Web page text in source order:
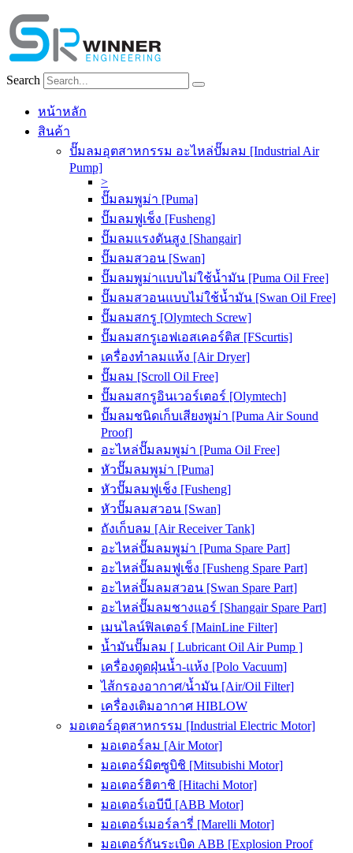
Skip
to
content
Search
หน้าหลัก
สินค้า
ปั๊มลมอุตสาหกรรม อะไหล่ปั๊มลม [Industrial Air
Pump]
>
ปั๊มลมพูม่า [Puma]
ปั๊มลมฟูเช็ง [Fusheng]
ปั๊มลมแรงดันสูง [Shangair]
ปั๊มลมสวอน [Swan]
ปั๊มลมพูม่าแบบไม่ใช้น้ำมัน [Puma Oil Free]
ปั๊มลมสวอนแบบไม่ใช้น้ำมัน [Swan Oil Free]
ปั๊มลมสกรู [Olymtech Screw]
ปั๊มลมสกรูเอฟเอสเคอร์ติส [FScurtis]
เครื่องทำลมแห้ง [Air Dryer]
ปั๊มลม [Scroll Oil Free]
ปั๊มลมสกรูอินเวอร์เตอร์ [Olymtech]
ปั๊มลมชนิดเก็บเสียงพูม่า [Puma Air Sound
Proof]
อะไหล่ปั๊มลมพูม่า [Puma Oil Free]
หัวปั๊มลมพูม่า [Puma]
หัวปั๊มลมฟูเช็ง [Fusheng]
หัวปั๊มลมสวอน [Swan]
ถังเก็บลม [Air Receiver Tank]
อะไหล่ปั๊มลมพูม่า [Puma Spare Part]
อะไหล่ปั๊มลมฟูเช็ง [Fusheng Spare Part]
อะไหล่ปั๊มลมสวอน [Swan Spare Part]
อะไหล่ปั๊มลมชางแอร์ [Shangair Spare Part]
เมนไลน์ฟิลเตอร์ [MainLine Filter]
น้ำมันปั๊มลม [ Lubricant Oil Air Pump ]
เครื่องดูดฝุ่นน้ำ-แห้ง [Polo Vacuum]
ไส้กรองอากาศ/น้ำมัน [Air/Oil Filter]
เครื่องเติมอากาศ HIBLOW
มอเตอร์อุตสาหกรรม [Industrial Electric Motor]
มอเตอร์ลม [Air Motor]
มอเตอร์มิตซูบิชิ [Mitsubishi Motor]
มอเตอร์ฮิตาชิ [Hitachi Motor]
มอเตอร์เอบีบี [ABB Motor]
มอเตอร์เมอร์ลารี่ [Marelli Motor]
มอเตอร์กันระเบิด ABB [Explosion Proof